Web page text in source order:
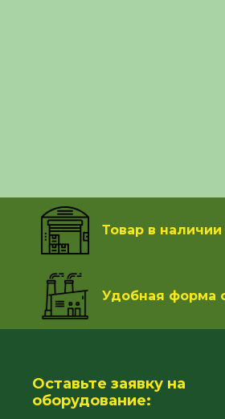
Товар в наличии
Удобная форма
Оставьте заявку на
оборудование: